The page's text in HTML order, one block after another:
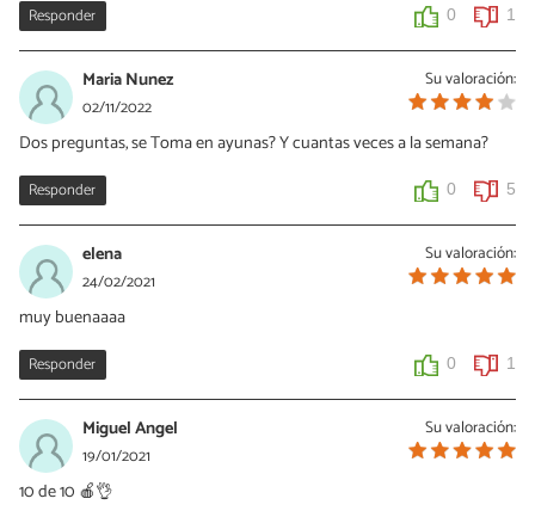
Responder 0 1
Su valoración:
Maria Nunez
02/11/2022
Dos preguntas, se Toma en ayunas? Y cuantas veces a la semana?
Responder 0 5
Su valoración:
elena
24/02/2021
muy buenaaaa
Responder 0 1
Su valoración:
Miguel Angel
19/01/2021
10 de 10 🍎👌